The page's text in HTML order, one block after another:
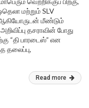
மற்றும் SLV
ஆகியோருடன் மீண்டும்
தசராவின் போது
“தி பாரடைஸ்” என
தலைப்பு,
Read more